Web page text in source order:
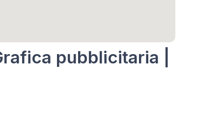
pubblicitaria |